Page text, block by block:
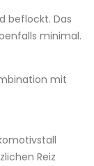
beflockt. Das
minimal.
mit
Reiz